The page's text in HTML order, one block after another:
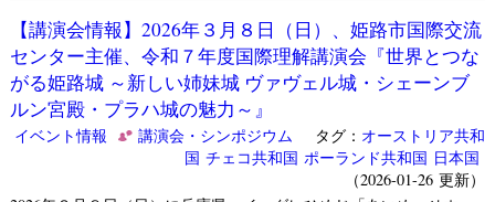
【講演会情報】2026年３月８日（日）、姫路市国際交流
センター主催、令和７年度国際理解講演会『世界とつな
がる姫路城 ～新しい姉妹城 ヴァヴェル城・シェーンブ
ルン宮殿・プラハ城の魅力～』
イベント情報 講演会・シンポジウム タグ： オーストリア共和
国 チェコ共和国 ポーランド共和国 日本国
（2026-01-26 更新）